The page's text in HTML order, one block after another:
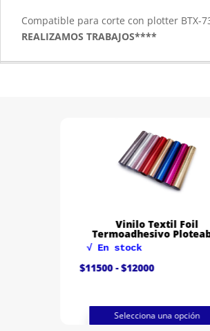
Compatible para corte con plotter BTX-
REALIZAMOS TRABAJOS****
Vinilo Textil Foil
Termoadhesivo
√ En stock
$11500 - $12000Rango
de
hasta
$12000
Selecciona una opción